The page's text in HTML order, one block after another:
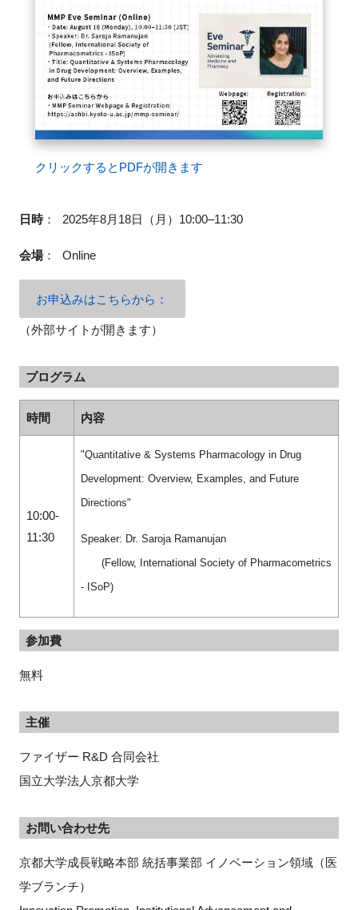
クリックするとPDFが開きます
日時： 2025年8月18日（月）10:00–11:30
会場： Online
お申込みはこちらから：
（外部サイトが開きます）
プログラム
時間 内容
10:00-
11:30
"Quantitative & Systems Pharmacology in Drug
Development: Overview, Examples, and Future
Directions"
Speaker: Dr. Saroja Ramanujan
(Fellow, International Society of Pharmacometrics
- ISoP)
参加費
無料
主催
ファイザー R&D 合同会社
国立大学法人京都大学
お問い合わせ先
京都大学成長戦略本部 統括事業部 イノベーション領域（医
学ブランチ）